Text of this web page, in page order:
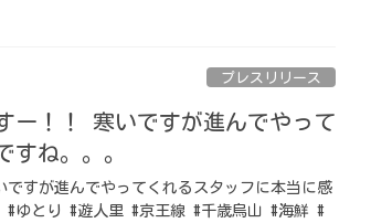
プレスリリース
ー！！ 寒いですが進んでやって
すね。。。
すが進んでやってくれるスタッフに本当に感
とり #遊人里 #京王線 #千歳烏山 #海鮮 #